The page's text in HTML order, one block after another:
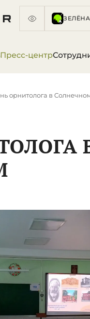
Пресс-центр
орнитолога в